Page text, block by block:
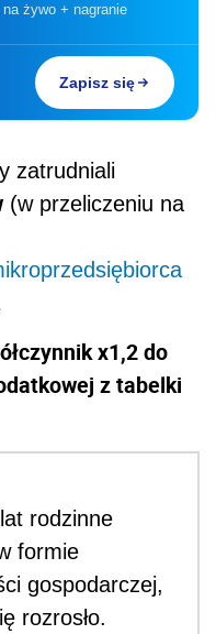
żywo + nagranie
Zapisz się
zatrudniali
(w przeliczeniu na
x1,2 do
z tabelki
rodzinne
formie
gospodarczej,
rozrosło.